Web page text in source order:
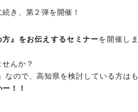
き、第２弾を開催！
方』をお伝えするセミナーを開催しま
んか？
なので、高知県を検討している方はも
！！